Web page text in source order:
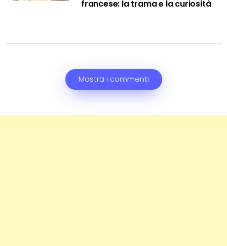
francese: la trama e la curiosità
Mostra i commenti